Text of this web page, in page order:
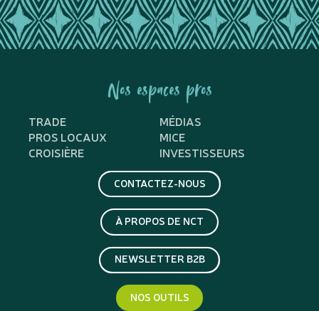
Nos espaces pros
TRADE
MÉDIAS
PROS LOCAUX
MICE
CROISIÈRE
INVESTISSEURS
CONTACTEZ-NOUS
À PROPOS DE NCT
NEWSLETTER B2B
NOS OUTILS